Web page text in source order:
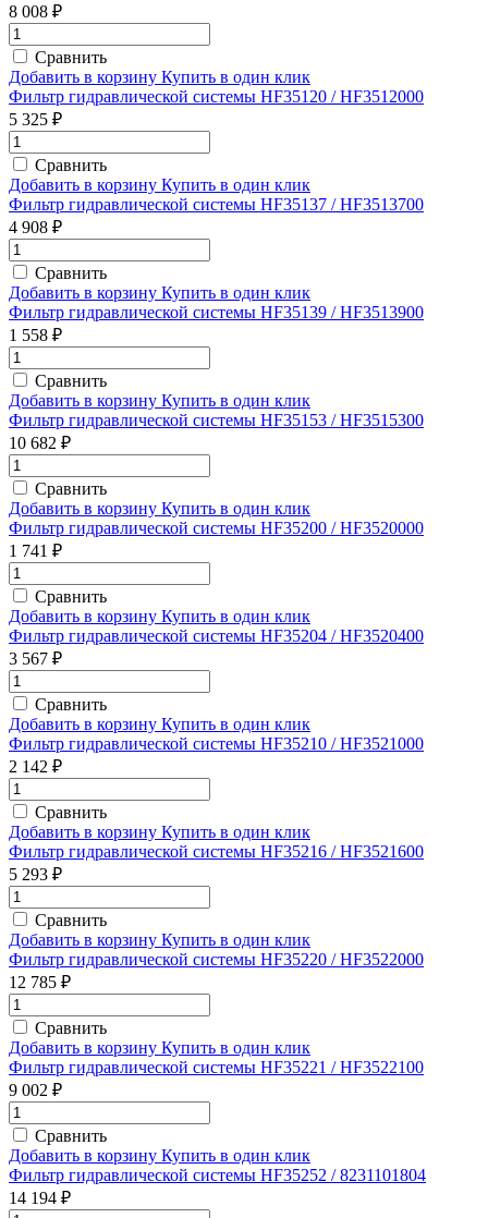
8 008 ₽
Сравнить
Добавить в корзину Купить в один клик
Фильтр гидравлической системы HF35120 / HF3512000
5 325 ₽
Сравнить
Добавить в корзину Купить в один клик
Фильтр гидравлической системы HF35137 / HF3513700
4 908 ₽
Сравнить
Добавить в корзину Купить в один клик
Фильтр гидравлической системы HF35139 / HF3513900
1 558 ₽
Сравнить
Добавить в корзину Купить в один клик
Фильтр гидравлической системы HF35153 / HF3515300
10 682 ₽
Сравнить
Добавить в корзину Купить в один клик
Фильтр гидравлической системы HF35200 / HF3520000
1 741 ₽
Сравнить
Добавить в корзину Купить в один клик
Фильтр гидравлической системы HF35204 / HF3520400
3 567 ₽
Сравнить
Добавить в корзину Купить в один клик
Фильтр гидравлической системы HF35210 / HF3521000
2 142 ₽
Сравнить
Добавить в корзину Купить в один клик
Фильтр гидравлической системы HF35216 / HF3521600
5 293 ₽
Сравнить
Добавить в корзину Купить в один клик
Фильтр гидравлической системы HF35220 / HF3522000
12 785 ₽
Сравнить
Добавить в корзину Купить в один клик
Фильтр гидравлической системы HF35221 / HF3522100
9 002 ₽
Сравнить
Добавить в корзину Купить в один клик
Фильтр гидравлической системы HF35252 / 8231101804
14 194 ₽